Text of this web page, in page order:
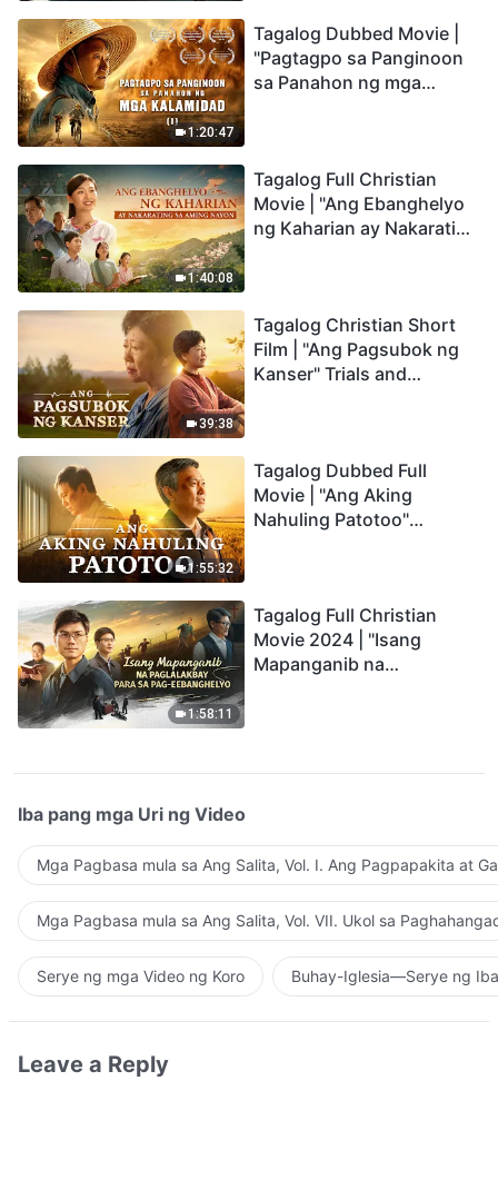
Tayo Makakapasok sa
Kaharian ng Diyos?
1:20:47
Tagalog Dubbed Movie |
"Pagtagpo sa Panginoon
sa Panahon ng mga
Sangkatauhan?
1:40:08
Tagalog Full Christian
Movie | "Ang Ebanghelyo
ng Kaharian ay Nakarating
39:38
Tagalog Christian Short
Film | "Ang Pagsubok ng
Kanser" Trials and
1:55:32
Tagalog Dubbed Full
Movie | "Ang Aking
Nahuling Patotoo"
1:58:11
Tagalog Full Christian
Movie 2024 | "Isang
Mapanganib na
Iba pang mga Uri ng Video
Mga Pagbasa mula sa Ang Salita, Vol. I. Ang Pagpapakita at
Mga Pagbasa mula sa Ang Salita, Vol. VII. Ukol sa
Serye ng mga Video ng Koro Buhay-Iglesia—Serye ng
Leave a Reply